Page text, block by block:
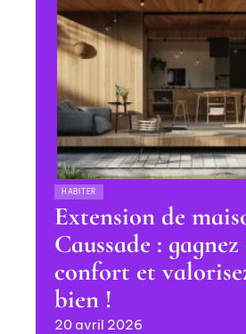
HABITER
Extension de
Caussade : gagnez
confort et
bien !
20 avril 2026